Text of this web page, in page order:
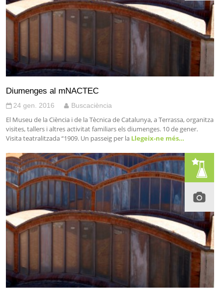
Diumenges al mNACTEC
24 gen. 2016 Buscaciència
El Museu de la Ciència i de la Tècnica de Catalunya, a Terrassa, organitza
visites, tallers i altres activitat familiars els diumenges. 10 de gener.
Visita teatralitzada “1909. Un passeig per la Llegeix-ne més…